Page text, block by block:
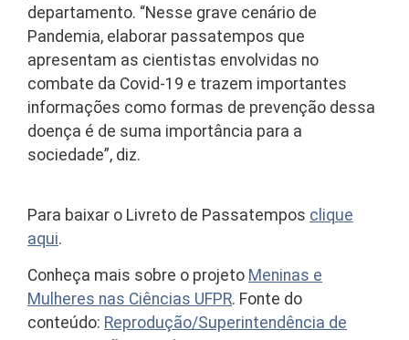
departamento. “Nesse grave cenário de
Pandemia, elaborar passatempos que
apresentam as cientistas envolvidas no
combate da Covid-19 e trazem importantes
informações como formas de prevenção dessa
doença é de suma importância para a
sociedade”, diz.
Para baixar o Livreto de Passatempos clique
aqui.
Conheça mais sobre o projeto Meninas e
Mulheres nas Ciências UFPR. Fonte do
conteúdo: Reprodução/Superintendência de